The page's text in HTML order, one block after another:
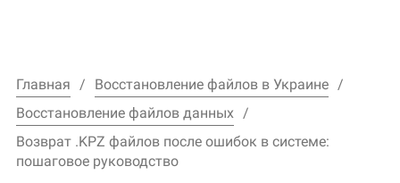
Главная
Восстановление файлов в Украине
Восстановление файлов данных
Возврат .KPZ файлов после ошибок в системе:
пошаговое руководство